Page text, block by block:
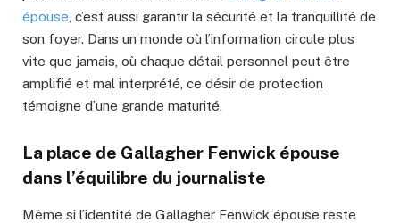
épouse , c’est aussi garantir la sécurité et la tranquillité de
son foyer. Dans un monde où l’information circule plus
vite que jamais, où chaque détail personnel peut être
amplifié et mal interprété, ce désir de protection
témoigne d’une grande maturité.
La place de Gallagher Fenwick épouse
dans l’équilibre du journaliste
Même si l’identité de Gallagher Fenwick épouse reste